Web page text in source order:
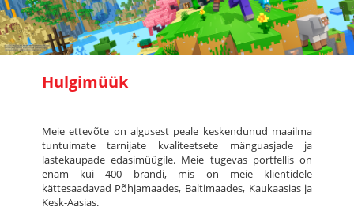
Stanislav Nemko
Tegevjuht ja juhatuse liige
Hulgimüük
Meie ettevõte on algusest peale keskendunud maailma
tuntuimate tarnijate kvaliteetsete mänguasjade ja
lastekaupade edasimüügile. Meie tugevas portfellis on
enam kui 400 brändi, mis on meie klientidele
kättesaadavad Põhjamaades, Baltimaades, Kaukaasias ja
Kesk-Aasias.